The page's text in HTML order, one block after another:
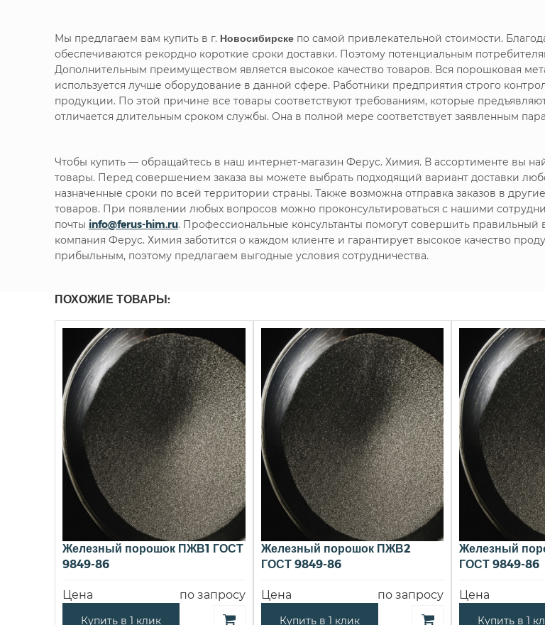
Мы предлагаем вам купить в г. Новосибирске по самой привлекательной стоимости.
обеспечиваются рекордно короткие сроки доставки. Поэтому потенциальным
Дополнительным преимуществом является высокое качество товаров. Вся порошковая
используется лучше оборудование в данной сфере. Работники предприятия строго
продукции. По этой причине все товары соответствуют требованиям, которые
отличается длительным сроком службы. Она в полной мере соответствует заявленным
Чтобы купить — обращайтесь в наш интернет-магазин Ферус. Химия. В ассортименте вы
товары. Перед совершением заказа вы можете выбрать подходящий вариант доставки
назначенные сроки по всей территории страны. Также возможна отправка заказов в
товаров. При появлении любых вопросов можно проконсультироваться с нашими
почты info@ferus-him.ru. Профессиональные консультанты помогут совершить правильный
компания Ферус. Химия заботится о каждом клиенте и гарантирует высокое качество
прибыльным, поэтому предлагаем выгодные условия сотрудничества.
ПОХОЖИЕ ТОВАРЫ:
Железный порошок ПЖВ1 ГОСТ
9849-86
Цена по запросу
Купить в 1 клик
Железный порошок ПЖВ2
ГОСТ 9849-86
Цена по запросу
Купить в 1 клик
Железный
ГОСТ 9849-86
Цена
Купить в 1